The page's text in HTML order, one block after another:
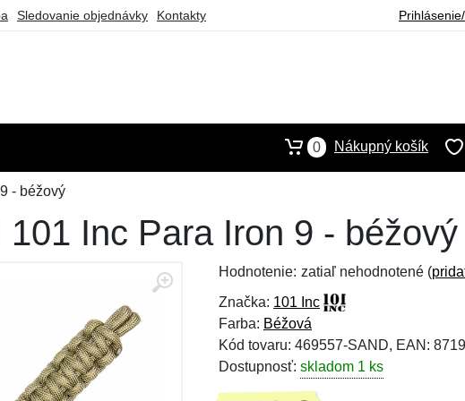
Sledovanie objednávky Kontakty
0 Nákupný košík
- béžový
Inc Para Iron 9 - béžový
Hodnotenie: zatiaľ nehodnotené (
Značka: 101 Inc
Farba: Béžová
Kód tovaru: 469557-SAND, EAN:
Dostupnosť: skladom 1 ks